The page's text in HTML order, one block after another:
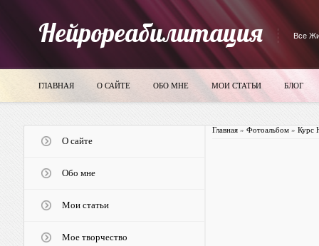
Нейрореабилитация Все
ГЛАВНАЯ О САЙТЕ ОБО МНЕ МОИ СТАТЬИ БЛОГ
О сайте
Обо мне
Мои статьи
Мое творчество
Главная» Фотоальбом» Курс